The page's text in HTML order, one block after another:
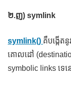
២.ញ) symlink
symlink() គឺបង្កើត
គោលដៅ
symbolic links ទេ